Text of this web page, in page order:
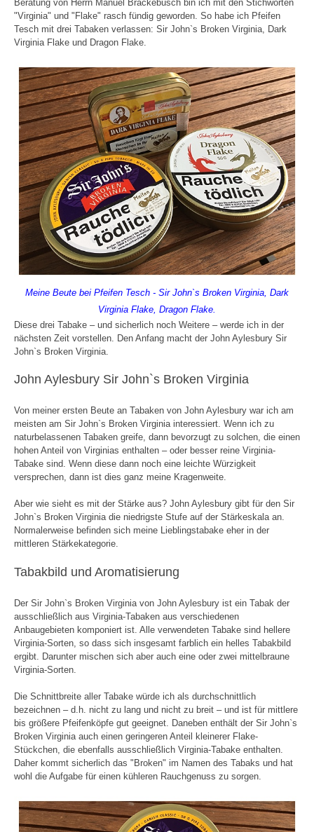
Beratung von Herrn Manuel Brackebusch bin ich mit den Stichworten
"Virginia" und "Flake" rasch fündig geworden. So habe ich Pfeifen
Tesch mit drei Tabaken verlassen: Sir John`s Broken Virginia, Dark
Virginia Flake und Dragon Flake.
Meine Beute bei Pfeifen Tesch - Sir John`s Broken Virginia, Dark
Virginia Flake, Dragon Flake.
Diese drei Tabake – und sicherlich noch Weitere – werde ich in der
nächsten Zeit vorstellen. Den Anfang macht der John Aylesbury Sir
John`s Broken Virginia.
John Aylesbury Sir John`s Broken Virginia
Von meiner ersten Beute an Tabaken von John Aylesbury war ich am
meisten am Sir John`s Broken Virginia interessiert. Wenn ich zu
naturbelassenen Tabaken greife, dann bevorzugt zu solchen, die einen
hohen Anteil von Virginias enthalten – oder besser reine Virginia-
Tabake sind. Wenn diese dann noch eine leichte Würzigkeit
versprechen, dann ist dies ganz meine Kragenweite.
Aber wie sieht es mit der Stärke aus? John Aylesbury gibt für den Sir
John`s Broken Virginia die niedrigste Stufe auf der Stärkeskala an.
Normalerweise befinden sich meine Lieblingstabake eher in der
mittleren Stärkekategorie.
Tabakbild und Aromatisierung
Der Sir John`s Broken Virginia von John Aylesbury ist ein Tabak der
ausschließlich aus Virginia-Tabaken aus verschiedenen
Anbaugebieten komponiert ist. Alle verwendeten Tabake sind hellere
Virginia-Sorten, so dass sich insgesamt farblich ein helles Tabakbild
ergibt. Darunter mischen sich aber auch eine oder zwei mittelbraune
Virginia-Sorten.
Die Schnittbreite aller Tabake würde ich als durchschnittlich
bezeichnen – d.h. nicht zu lang und nicht zu breit – und ist für mittlere
bis größere Pfeifenköpfe gut geeignet. Daneben enthält der Sir John`s
Broken Virginia auch einen geringeren Anteil kleinerer Flake-
Stückchen, die ebenfalls ausschließlich Virginia-Tabake enthalten.
Daher kommt sicherlich das "Broken" im Namen des Tabaks und hat
wohl die Aufgabe für einen kühleren Rauchgenuss zu sorgen.